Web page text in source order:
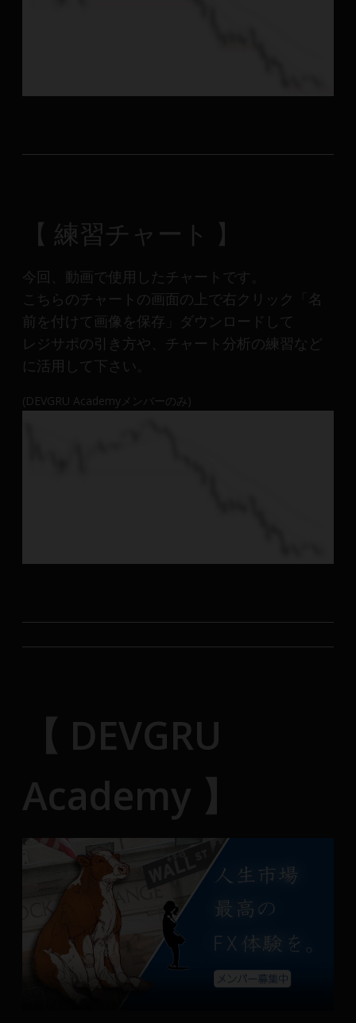
【 練習チャート 】
今回、動画で使用したチャートです。
こちらのチャートの画面の上で右クリック「名
前を付けて画像を保存」ダウンロードして
レジサポの引き方や、チャート分析の練習など
に活用して下さい。
(DEVGRU Academyメンバーのみ)
【 DEVGRU
Academy 】